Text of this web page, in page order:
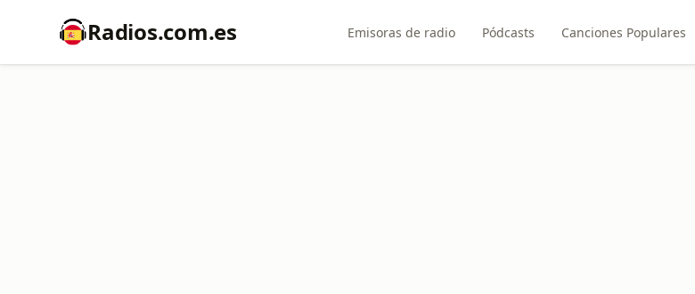
Radios.com.es Emisoras de radio Pódcasts Canciones Populares